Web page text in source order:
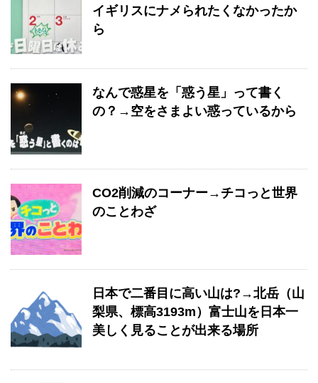
イギリスにナメられたくなかったか
ら
なんで惑星を「惑う星」って書く
の？→空をさまよい惑っているから
CO2削減のコーナー→チコっと世界
のことわざ
日本で二番目に高い山は?→北岳（山
梨県、標高3193m）富士山を日本一
美しく見ることが出来る場所